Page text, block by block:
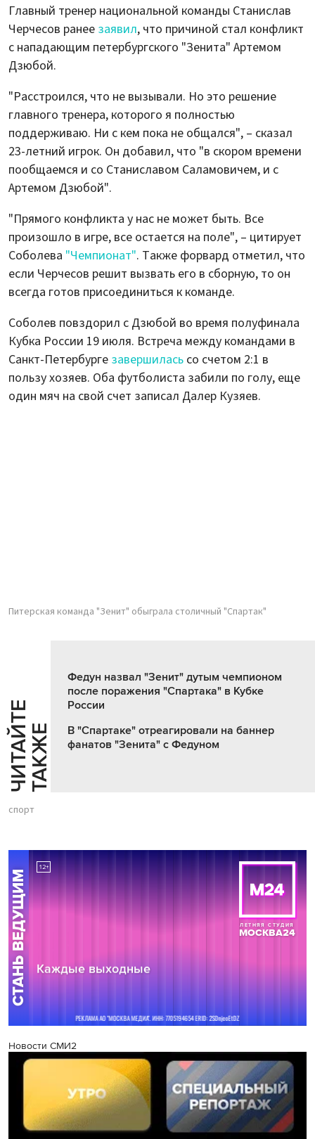
Главный тренер национальной команды Станислав
Черчесов ранее заявил, что причиной стал конфликт
с нападающим петербургского "Зенита" Артемом
Дзюбой.
"Расстроился, что не вызывали. Но это решение
главного тренера, которого я полностью
поддерживаю. Ни с кем пока не общался", – сказал
23-летний игрок. Он добавил, что "в скором времени
пообщаемся и со Станиславом Саламовичем, и с
Артемом Дзюбой".
"Прямого конфликта у нас не может быть. Все
произошло в игре, все остается на поле", – цитирует
Соболева "Чемпионат". Также форвард отметил, что
если Черчесов решит вызвать его в сборную, то он
всегда готов присоединиться к команде.
Соболев повздорил с Дзюбой во время полуфинала
Кубка России 19 июля. Встреча между командами в
Санкт-Петербурге завершилась со счетом 2:1 в
пользу хозяев. Оба футболиста забили по голу, еще
один мяч на свой счет записал Далер Кузяев.
Питерская команда "Зенит" обыграла столичный "Спартак"
Ч
И
Т
АЙ
Т
Е
Т
А
К
ЖЕ
Федун назвал "Зенит" дутым чемпионом
после поражения "Спартака" в Кубке
России
В "Спартаке" отреагировали на баннер
фанатов "Зенита" с Федуном
спорт
Новости СМИ2